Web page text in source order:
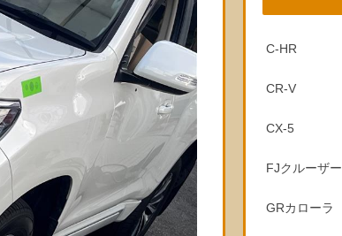
C-HR
CR-V
CX-5
FJクルーザー
GRカローラ